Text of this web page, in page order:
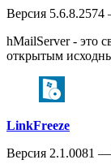
Версия
hMailServer - это
открытым
LinkFreeze
Версия 2.1.0081